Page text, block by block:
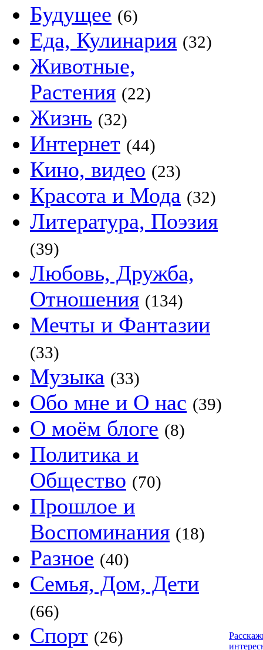
Будущее (6)
Еда, Кулинария (32)
Животные,
Растения (22)
Жизнь (32)
Интернет (44)
Кино, видео (23)
Красота и Мода (32)
Литература, Поэзия
(39)
Любовь, Дружба,
Отношения (134)
Мечты и Фантазии
(33)
Музыка (33)
Обо мне и О нас (39)
О моём блоге (8)
Политика и
Общество (70)
Прошлое и
Воспоминания (18)
Разное (40)
Семья, Дом, Дети
(66)
Спорт (26)